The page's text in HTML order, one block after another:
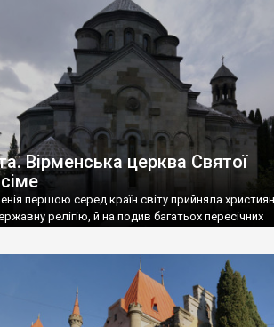
«повстяками» (postaki)…” “Вино. Крим
відмінне вино і його вдосталь: воно все
біле і дуже […]
Вірменська церква Святої
першою серед країн світу прийняла
релігію, й на подив багатьох пересічних